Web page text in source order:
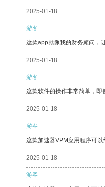
2025-01-18
游客
这款app就像我的财务顾问，
2025-01-18
游客
这款软件的操作非常简单，即
2025-01-18
游客
这款加速器VPM应用程序可以
2025-01-18
游客